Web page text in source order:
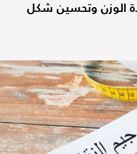
الوزن وتحسين شكل